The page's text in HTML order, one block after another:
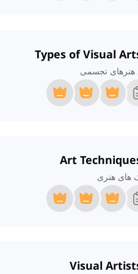
هنرهای تجسمی
های هنری